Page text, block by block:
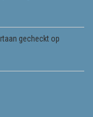
gecheckt op